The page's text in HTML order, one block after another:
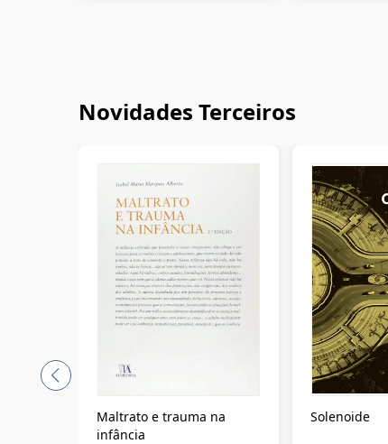
Novidades Terceiros
Maltrato e trauma na
infância
Solenoide